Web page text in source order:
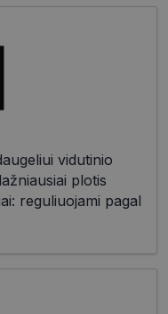
vidutinio
plotis
reguliuojami pagal